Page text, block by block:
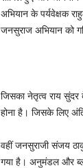
अभियान के पर्यवेक्षक
जनसुराज अभियान को
जिसका नेतृत्व राय सुंदर
होना है। जिसके लिए
वहीं जनसुराजी संजय
गया है। अनुमंडल और